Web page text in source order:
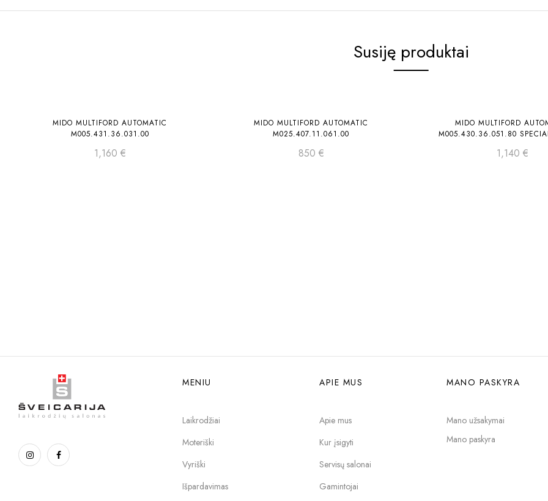
Susiję produktai
MIDO MULTIFORD AUTOMATIC
M005.431.36.031.00
1,160 €
MIDO MULTIFORD AUTOMATIC
M025.407.11.061.00
850 €
MIDO MULTIFORD
M005.430.36.051.80
1,140 €
MENIU
Laikrodžiai
Moteriški
Vyriški
Išpardavimas
APIE MUS
Apie mus
Kur įsigyti
Servisų salonai
Gamintojai
MANO PASKYRA
Mano užsakymai
Mano paskyra